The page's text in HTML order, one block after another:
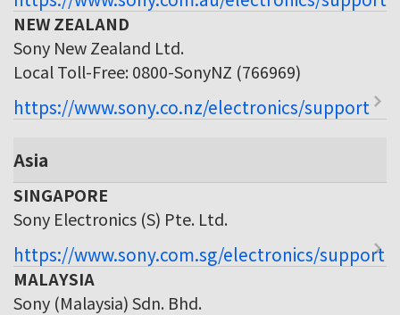
NEW ZEALAND
Sony New Zealand Ltd.
Local Toll-Free: 0800-SonyNZ (766969)
https://www.sony.co.nz/electronics/support
Asia
SINGAPORE
Sony Electronics (S) Pte. Ltd.
https://www.sony.com.sg/electronics/support
MALAYSIA
Sony (Malaysia) Sdn. Bhd.